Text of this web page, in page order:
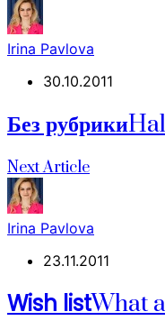
Irina Pavlova
30.10.2011
Без рубрики
Next Article
Irina Pavlova
23.11.2011
Wish listWhat